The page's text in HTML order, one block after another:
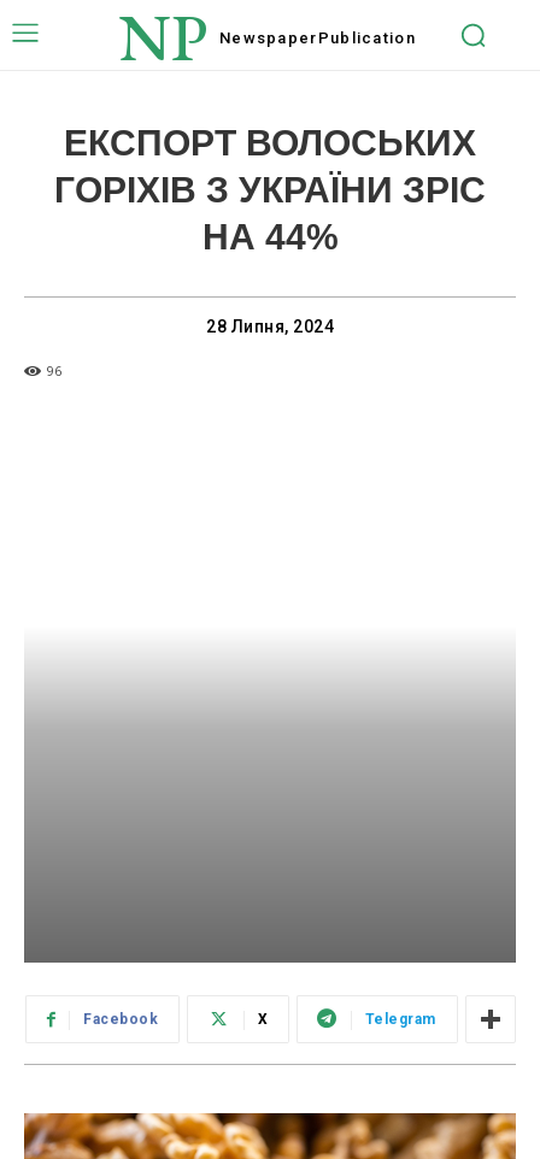
NP Newspaper Publication
ЕКСПОРТ ВОЛОСЬКИХ
ГОРІХІВ З УКРАЇНИ ЗРІС
НА 44%
28 Липня, 2024
96
Facebook X Telegram